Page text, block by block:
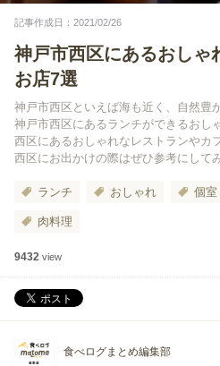
記事作成日：2021/02/26
神戸市西区にあるおしゃ
お店7選
神戸市西区といえば海も近く、自然豊
神戸市西区にあるランチができるおし
西区にあるおしゃれなレストランやカ
西区にお出かけの際はぜひ参考にして
ランチ おしゃれ 個室
肉料理
9432 view
食べログまとめ編集部